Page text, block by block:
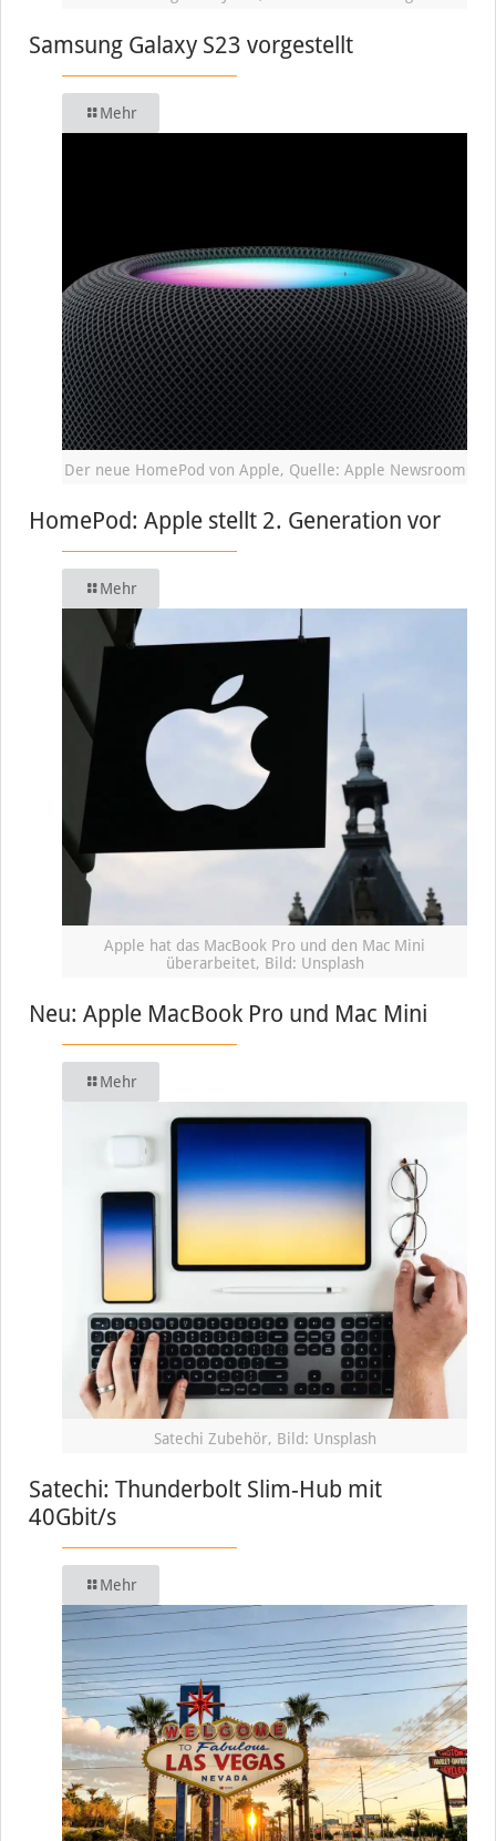
Samsung Galaxy S23 vorgestellt
Mehr
Der neue HomePod von Apple, Quelle: Apple Newsroom
HomePod: Apple stellt 2. Generation vor
Mehr
Apple hat das MacBook Pro und den Mac Mini
überarbeitet, Bild: Unsplash
Neu: Apple MacBook Pro und Mac Mini
Mehr
Satechi Zubehör, Bild: Unsplash
Satechi: Thunderbolt Slim-Hub mit
40Gbit/s
Mehr